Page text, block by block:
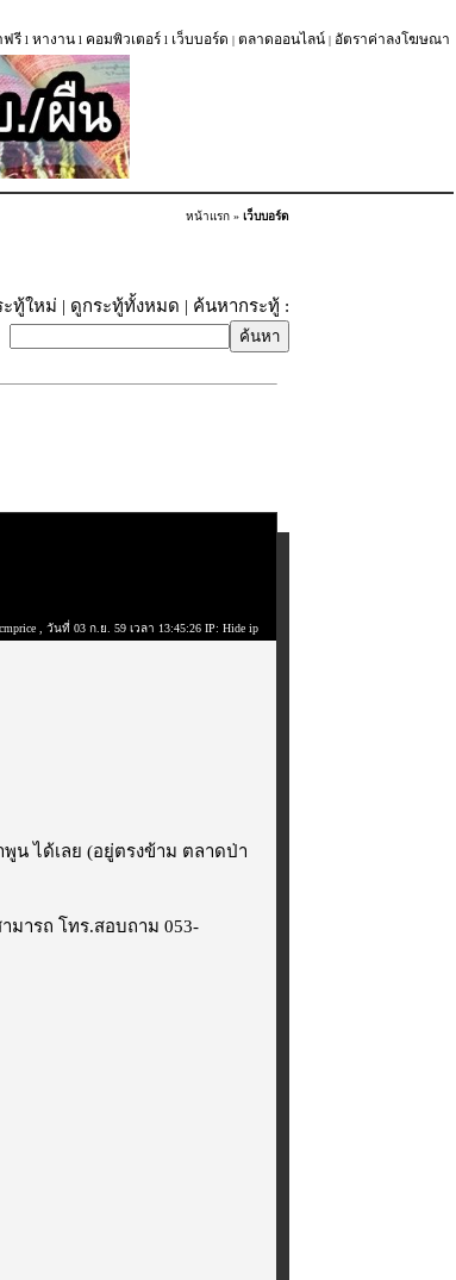
ฟรี l หางาน l คอมพิวเตอร์ l เว็บบอร์ด | ตลาดออนไลน์ | อัตราค่าลงโฆษณา
หน้าแรก » เว็บบอร์ด
ะทู้ใหม่ | ดูกระทู้ทั้งหมด | ค้นหากระทู้ :
, วันที่ 03 ก.ย. 59 เวลา 13:45:26 IP: Hide ip
น ได้เลย (อยู่ตรงข้าม ตลาดป่า
มารถ โทร.สอบถาม 053-